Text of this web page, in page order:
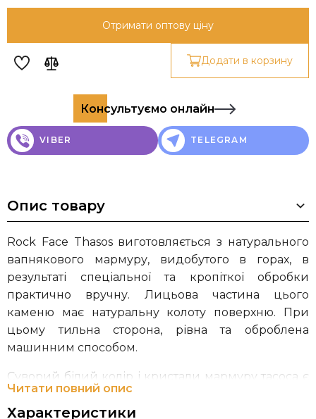
Отримати оптову ціну
Додати в корзину
Консультуємо онлайн
VIBER TELEGRAM
Опис товару
Rock Face Thasos виготовляється з натурального
вапнякового мармуру, видобутого в горах, в
результаті спеціальної та кропіткої обробки
практично вручну. Лицьова частина цього
каменю має натуральну колоту поверхню. При
цьому тильна сторона, рівна та оброблена
машинним способом.
Суворий білий колір і кристали мармуру тасоса є
основними характеристиками Rock Face Thasos,
що пояснює, чому ми часто зустрічаємо його в
Читати повний опис
Характеристики